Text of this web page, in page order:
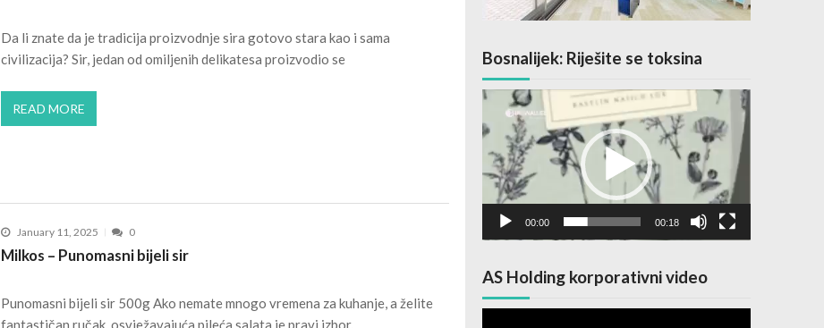
Da li znate da je tradicija proizvodnje sira gotovo stara kao i sama
civilizacija? Sir, jedan od omiljenih delikatesa proizvodio se
READ MORE
January 11, 2025 0
Milkos – Punomasni bijeli sir
Punomasni bijeli sir 500g Ako nemate mnogo vremena za kuhanje, a želite
fantastičan ručak, osvježavajuća pileća salata je pravi izbor.
Bosnalijek: Riješite se toksina
Video
Player
00:00 00:18
AS Holding korporativni video